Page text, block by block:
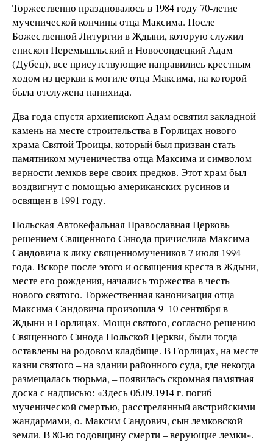
Торжественно праздновалось в 1984 году 70-летие
мученической кончины отца Максима. После
Божественной Литургии в Ждыни, которую служил
епископ Перемышльский и Новосондецкий Адам
(Дубец), все присутствующие направились крестным
ходом из церкви к могиле отца Максима, на которой
была отслужена панихида.
Два года спустя архиепископ Адам освятил закладной
камень на месте строительства в Горлицах нового
храма Святой Троицы, который был призван стать
памятником мученичества отца Максима и символом
верности лемков вере своих предков. Этот храм был
воздвигнут с помощью американских русинов и
освящен в 1991 году.
Польская Автокефальная Православная Церковь
решением Священного Синода причислила Максима
Сандовича к лику священномучеников 7 июля 1994
года. Вскоре после этого и освящения креста в Ждыни,
месте его рождения, начались торжества в честь
нового святого. Торжественная канонизация отца
Максима Сандовича произошла 9–10 сентября в
Ждыни и Горлицах. Мощи святого, согласно решению
Священного Синода Польской Церкви, были тогда
оставлены на родовом кладбище. В Горлицах, на месте
казни святого – на здании районного суда, где некогда
размещалась тюрьма, – появилась скромная памятная
доска с надписью: «Здесь 06.09.1914 г. погиб
мученической смертью, расстрелянный австрийскими
жандармами, о. Максим Сандович, сын лемковской
земли. В 80-ю годовщину смерти – верующие лемки».